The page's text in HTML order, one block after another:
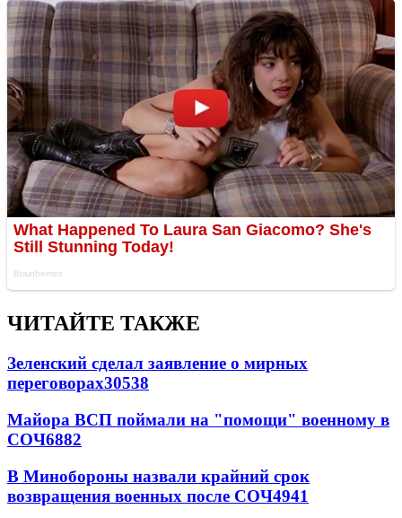
ЧИТАЙТЕ ТАКЖЕ
Зеленский сделал заявление о мирных
переговорах30538
Майора ВСП поймали на "помощи" военному в
СОЧ6882
В Минобороны назвали крайний срок
возвращения военных после СОЧ4941